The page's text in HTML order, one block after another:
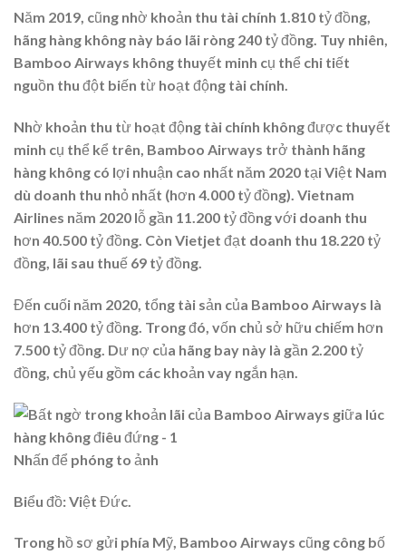
Năm 2019, cũng nhờ khoản thu tài chính 1.810 tỷ đồng,
hãng hàng không này báo lãi ròng 240 tỷ đồng. Tuy nhiên,
Bamboo Airways không thuyết minh cụ thể chi tiết
nguồn thu đột biến từ hoạt động tài chính.
Nhờ khoản thu từ hoạt động tài chính không được thuyết
minh cụ thể kể trên, Bamboo Airways trở thành hãng
hàng không có lợi nhuận cao nhất năm 2020 tại Việt Nam
dù doanh thu nhỏ nhất (hơn 4.000 tỷ đồng). Vietnam
Airlines năm 2020 lỗ gần 11.200 tỷ đồng với doanh thu
hơn 40.500 tỷ đồng. Còn Vietjet đạt doanh thu 18.220 tỷ
đồng, lãi sau thuế 69 tỷ đồng.
Đến cuối năm 2020, tổng tài sản của Bamboo Airways là
hơn 13.400 tỷ đồng. Trong đó, vốn chủ sở hữu chiếm hơn
7.500 tỷ đồng. Dư nợ của hãng bay này là gần 2.200 tỷ
đồng, chủ yếu gồm các khoản vay ngắn hạn.
Nhấn để phóng to ảnh
Biểu đồ: Việt Đức.
Trong hồ sơ gửi phía Mỹ, Bamboo Airways cũng công bố